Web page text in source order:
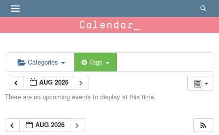
Calendar
Categories Tags
AUG 2026
There are no upcoming events to display at this time.
AUG 2026